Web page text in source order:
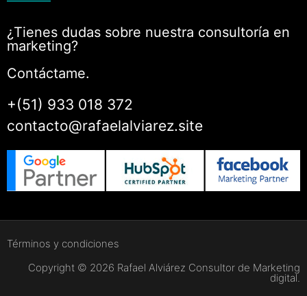
¿Tienes dudas sobre nuestra consultoría en
marketing?
Contáctame.
+(51) 933 018 372
contacto@rafaelalviarez.site
Términos y condiciones
Copyright © 2026 Rafael Alviárez Consultor de Marketing
digital.